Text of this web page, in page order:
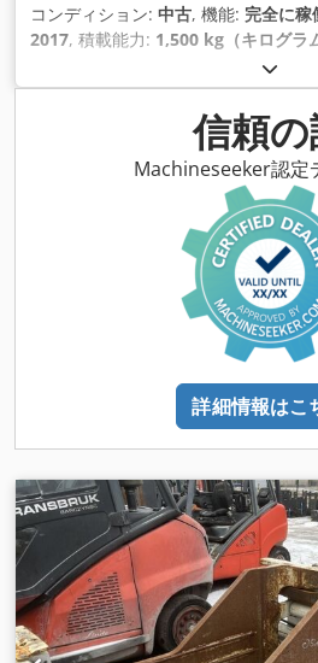
コンディション: 中古, 機能: 完全に稼
2017, 積載能力: 1,500 kg（キログラ
ー ISOクラス: ISOクラス2 = 1,000 -
Agqjrf 状態: 使用可能、完全機能 技
詳細: 2017年 ISO 2 (41 cm) サイドシ
囲 540-1620 mm 幅 830 mm ID
信頼
Machineseeker認定
詳細情報はこ